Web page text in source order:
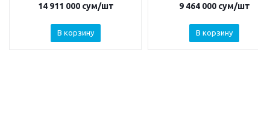
14 911 000сум/шт
В корзину
9 464 000сум/шт
В корзину